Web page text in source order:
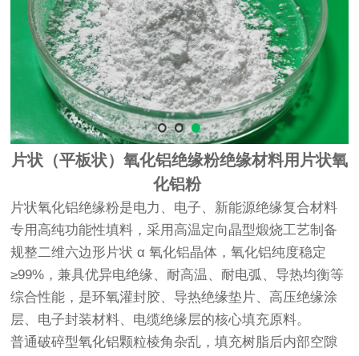
片状（平板状）氧化铝绝缘粉绝缘材料用片状氧
化铝粉
片状氧化铝绝缘粉是电力、电子、新能源绝缘复合材料
专用高纯功能性填料，采用高温定向晶型煅烧工艺制备
规整二维六边形片状 α 氧化铝晶体，氧化铝纯度稳定
≥99%，兼具优异电绝缘、耐高温、耐电弧、导热均衡等
综合性能，是环氧灌封胶、导热绝缘垫片、高压绝缘涂
层、电子封装材料、电缆绝缘层的核心填充原料。
普通破碎型氧化铝颗粒棱角杂乱，填充树脂后内部空隙